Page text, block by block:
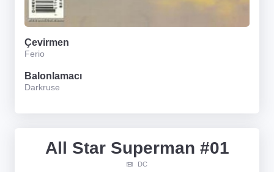
Çevirmen
Ferio
Balonlamacı
Darkruse
All Star Superman #01
DC